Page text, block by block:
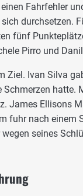
Fahrfehler
durchsetzen.
fünf
Pirro und
Ziel. Ivan Silva
Schmerzen
James Ellisons
fuhr nach einem
seines